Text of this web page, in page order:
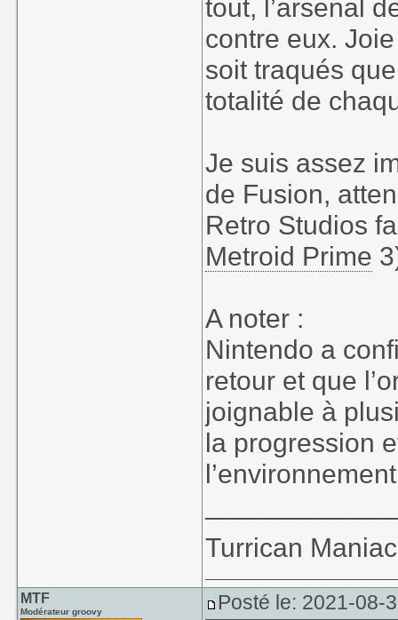
tout, l’arsenal
contre eux.
soit traqués
totalité de
Je suis assez
de Fusion,
Retro Studios
Metroid Prime
A noter :
Nintendo a
retour et que
joignable à
la progression
Turrican
MTF
Modérateur groovy Posté le: 2021-08-